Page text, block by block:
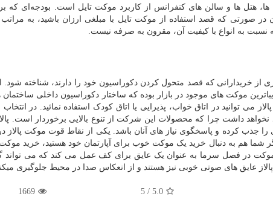
ها، هتل ها و سالن های کنفرانس از کاربرد موکت تایل است. بودجه‌ای که
صورتی که قصد استفاده از موکت تایل با مبلغی ارزان باشید، به
نسبت به انواع با کیفیت آن، مقرون به صرفه نیست.
از خریدارانی که قصد متحول کردن دکوراسیون خود را دارند، شناخته شود.
موکت های موجود در بازار بوده که ساختار دکوراسیون داخلی
می توانید در اتاق خواب، پذیرایی یا اتاق کودک استفاده نمائید. در
داشت چرا که محصولات این شرکت از تنوع بالایی برخوردار است.
جذب کرده و پاسخگوی نیاز های آنان باشد. یکی از نقاط قوت موکت پالاز
شما هم به دنبال خرید یک موکت خوب برای آپارتمان خود هستید، خرید موکت
موکت در فصل سرما به عنوان یک عایق برای کف عمل می کند که می تواند
عایق های صوتی خوبی نیز هستند و از انعکاس صدا در محیط جلوگیری
5.0
/
5
1669